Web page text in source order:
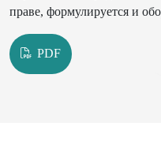
праве, формулируется и
PDF